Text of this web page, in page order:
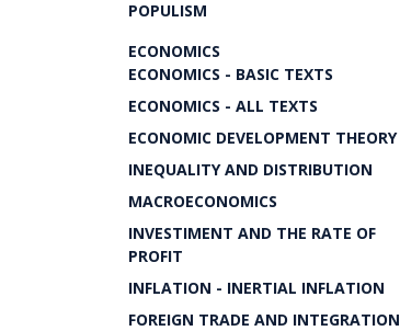
POPULISM
ECONOMICS
ECONOMICS - BASIC TEXTS
ECONOMICS - ALL TEXTS
ECONOMIC DEVELOPMENT THEORY
INEQUALITY AND DISTRIBUTION
MACROECONOMICS
INVESTIMENT AND THE RATE OF
PROFIT
INFLATION - INERTIAL INFLATION
FOREIGN TRADE AND INTEGRATION